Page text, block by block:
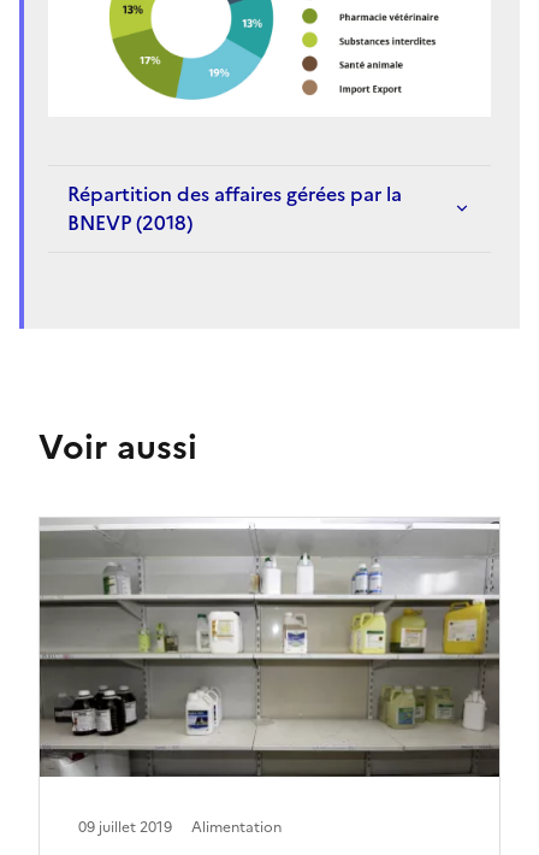
Répartition des affaires gérées par la
BNEVP (2018)
Voir aussi
09 juillet 2019 Alimentation